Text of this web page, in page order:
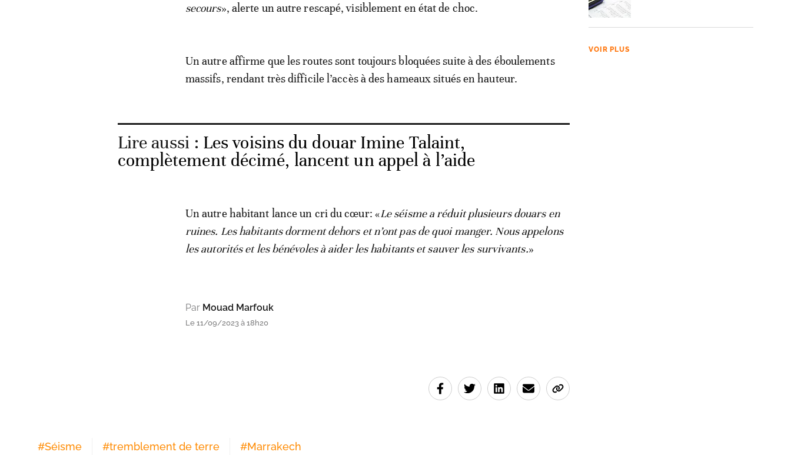
secours», alerte un autre rescapé, visiblement en état de choc.
Un autre affirme que les routes sont toujours bloquées suite à des éboulements
massifs, rendant très difficile l’accès à des hameaux situés en hauteur.
Lire aussi : Les voisins du douar Imine Talaint,
complètement décimé, lancent un appel à l’aide
Un autre habitant lance un cri du cœur: «Le séisme a réduit plusieurs douars en
ruines. Les habitants dorment dehors et n’ont pas de quoi manger. Nous appelons
les autorités et les bénévoles à aider les habitants et sauver les survivants.»
Par Mouad Marfouk
Le 11/09/2023 à 18h20
#Séisme #tremblement de terre #Marrakech
VOIR PLUS